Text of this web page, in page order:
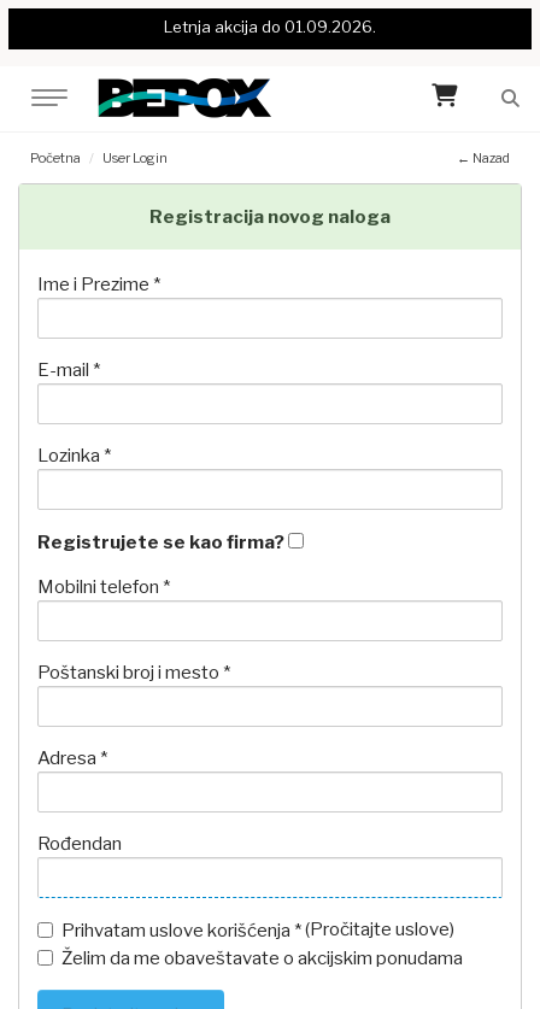
Letnja akcija do 01.09.2026.
Početna User Login ← Nazad
Registracija novog naloga
Ime i Prezime *
E-mail *
Lozinka *
Registrujete se kao firma?
Mobilni telefon *
Poštanski broj i mesto *
Adresa *
Rođendan
Prihvatam uslove korišćenja *(Pročitajte uslove)
Želim da me obaveštavate o akcijskim ponudama